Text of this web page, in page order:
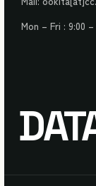
Mon – Fri : 9:00 –